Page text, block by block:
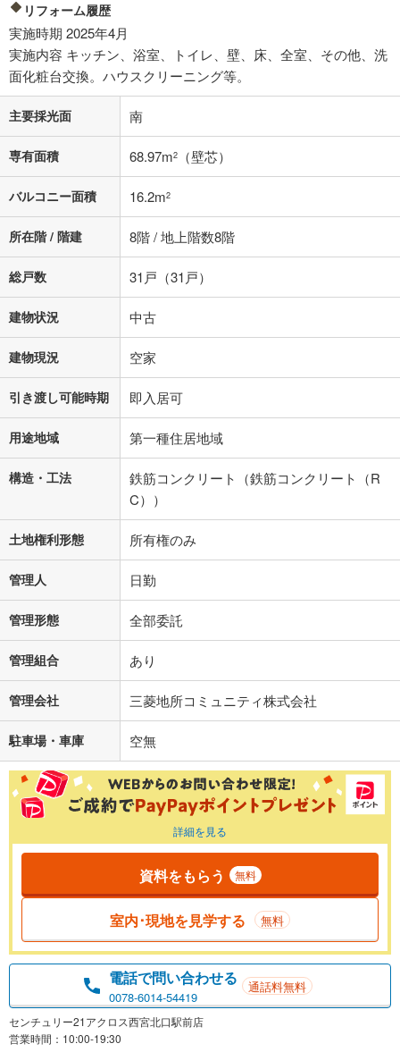
不動産会社に購入相談をする
閉じる
リフォーム履歴
実施時期 2025年4月
実施内容 キッチン、浴室、トイレ、壁、床、全室、その他、洗
面化粧台交換。ハウスクリーニング等。
主要採光面 南
専有面積 68.97m2 （壁芯）
バルコニー面積 16.2m2
所在階 / 階建 8階 / 地上階数8階
総戸数 31戸（31戸）
建物状況 中古
建物現況 空家
引き渡し可能時期 即入居可
用途地域 第一種住居地域
構造・工法
鉄筋コンクリート（鉄筋コンクリート（R
C））
土地権利形態 所有権のみ
管理人 日勤
管理形態 全部委託
管理組合 あり
管理会社 三菱地所コミュニティ株式会社
駐車場・車庫 空無
詳細を見る
資料をもらう 無料
室内･現地を見学する 無料
電話で問い合わせる
0078-6014-54419
通話料無料
センチュリー21アクロス西宮北口駅前店
営業時間：10:00-19:30